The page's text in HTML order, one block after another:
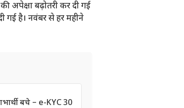
अपेक्षा बढ़ोतरी कर दी गई
है। नवंबर से हर महीने
बचे – e-KYC 30